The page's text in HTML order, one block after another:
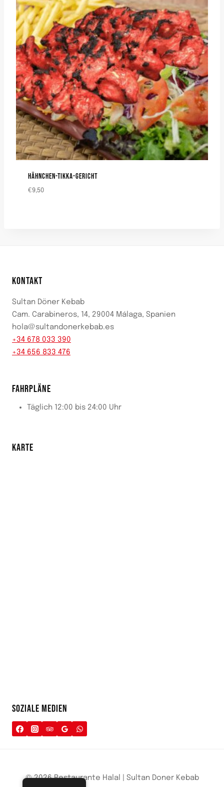
HÄHNCHEN-TIKKA-GERICHT
€9,50
KONTAKT
Sultan Döner Kebab
Cam. Carabineros, 14, 29004 Málaga, Spanien
hola@sultandonerkebab.es
+34 678 033 390
+34 656 833 476
FAHRPLÄNE
Täglich 12:00 bis 24:00 Uhr
KARTE
SOZIALE MEDIEN
© 2026 Restaurante Halal | Sultan Doner Kebab